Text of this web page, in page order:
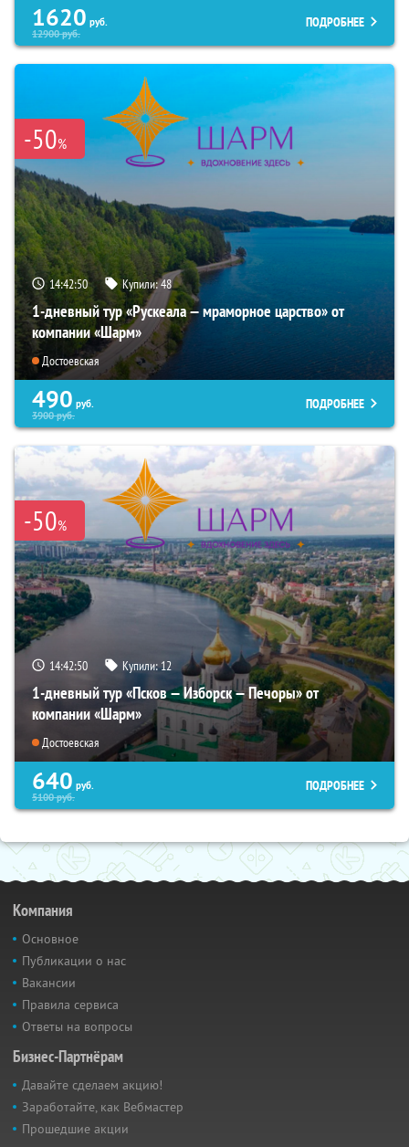
1620 руб.
12900руб.
ПОДРОБНЕЕ
-50%
14:42:49 Купили:48
1-дневный тур «Рускеала — мраморное царство» от
компании «Шарм»
Достоевская
490 руб.
3900руб.
ПОДРОБНЕЕ
-50%
14:42:49 Купили:12
1-дневный тур «Псков — Изборск — Печоры» от
компании «Шарм»
Достоевская
640 руб.
5100руб.
ПОДРОБНЕЕ
Компания
Основное
Публикации о нас
Вакансии
Правила сервиса
Ответы на вопросы
Бизнес-Партнёрам
Давайте сделаем акцию!
Заработайте, как Вебмастер
Прошедшие акции